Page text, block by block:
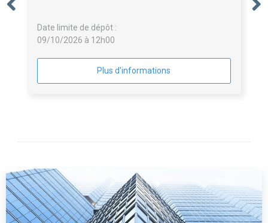
Date limite de dépôt :
09/10/2026 à 12h00
Plus d'informations